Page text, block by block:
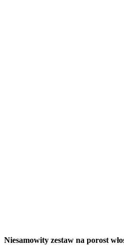
Niesamowity zestaw na porost